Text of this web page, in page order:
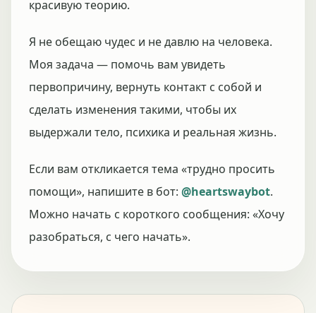
красивую теорию.
Я не обещаю чудес и не давлю на человека.
Моя задача — помочь вам увидеть
первопричину, вернуть контакт с собой и
сделать изменения такими, чтобы их
выдержали тело, психика и реальная жизнь.
Если вам откликается тема «трудно просить
помощи», напишите в бот: @heartswaybot.
Можно начать с короткого сообщения: «Хочу
разобраться, с чего начать».